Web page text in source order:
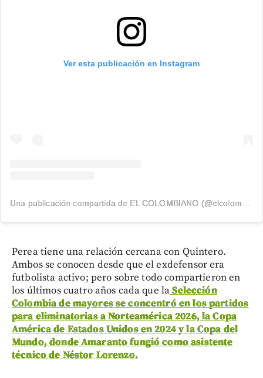
Ver esta publicación en Instagram
Una publicación compartida de EL COLOMBIANO (@elcolombiano_)
Perea tiene una relación cercana con Quintero.
Ambos se conocen desde que el exdefensor era
futbolista activo; pero sobre todo compartieron en
los últimos cuatro años cada que laSelección
Colombia de mayores se concentró en los partidos
para eliminatorias a Norteamérica 2026, la Copa
América de Estados Unidos en 2024 y la Copa del
Mundo, donde Amaranto fungió como asistente
técnico de Néstor Lorenzo.